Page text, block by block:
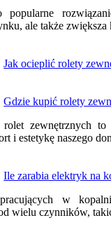
popularne
ale także
Jak ocieplić rolety
Gdzie kupić rolety
zewnętrznych to
i estetykę naszego
Ile zarabia elektryk na
w
wielu czynników,